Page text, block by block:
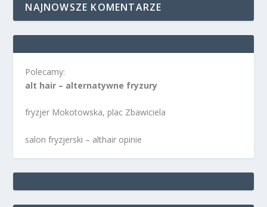
NAJNOWSZE KOMENTARZE
Polecamy:
alt hair – alternatywne fryzury
fryzjer Mokotowska, plac Zbawiciela
salon fryzjerski – althair opinie